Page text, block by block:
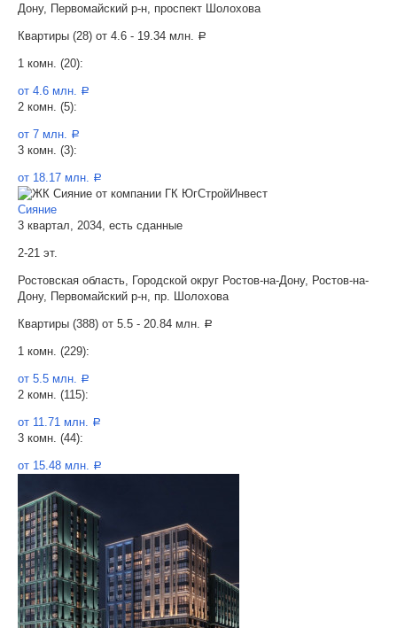
Дону, Первомайский р-н, проспект Шолохова
Квартиры (28) от 4.6 - 19.34 млн. a
1 комн. (20):
от 4.6 млн. a
2 комн. (5):
от 7 млн. a
3 комн. (3):
от 18.17 млн. a
Сияние
3 квартал, 2034, есть сданные
2-21 эт.
Ростовская область, Городской округ Ростов-на-Дону, Ростов-на-
Дону, Первомайский р-н, пр. Шолохова
Квартиры (388) от 5.5 - 20.84 млн. a
1 комн. (229):
от 5.5 млн. a
2 комн. (115):
от 11.71 млн. a
3 комн. (44):
от 15.48 млн. a